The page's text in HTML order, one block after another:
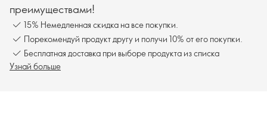
преимуществами!
15% Немедленная скидка на все покупки.
Порекомендуй продукт другу и получи 10% от его покупки.
Бесплатная доставка при выборе продукта из списка
Узнай больше